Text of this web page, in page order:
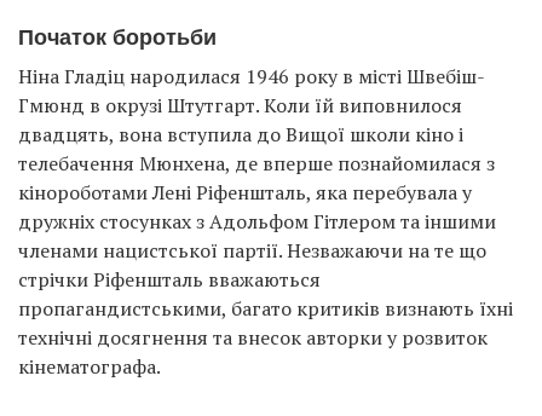
Початок боротьби
Ніна Гладіц народилася 1946 року в місті Швебіш-
Гмюнд в окрузі Штутгарт. Коли їй виповнилося
двадцять, вона вступила до Вищої школи кіно і
телебачення Мюнхена, де вперше познайомилася з
кінороботами Лені Ріфеншталь, яка перебувала у
дружніх стосунках з Адольфом Гітлером та іншими
членами нацистської партії. Незважаючи на те що
стрічки Ріфеншталь вважаються
пропагандистськими, багато критиків визнають їхні
технічні досягнення та внесок авторки у розвиток
кінематографа.